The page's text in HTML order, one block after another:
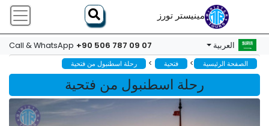
مينيستر تورز
العربية Call & WhatsApp +90 506 787 09 07
الصفحة الرئيسية > فتحية > رحلة اسطنبول من فتحية
رحلة اسطنبول من فتحية